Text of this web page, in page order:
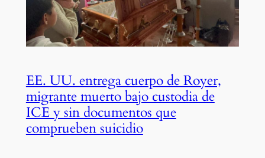
EE. UU. entrega cuerpo de Royer,
migrante muerto bajo custodia de
ICE y sin documentos que
comprueben suicidio